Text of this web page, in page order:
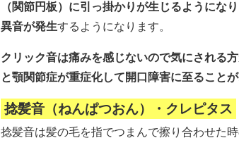
（関節円板）に引っ掛かりが生じるようになり
異音が発生するようになります。
クリック音は痛みを感じないので気にされる
と顎関節症が重症化して開口障害に至ることが
捻髪音（ねんぱつおん）・クレピタス
捻髪音は髪の毛を指でつまんで擦り合わせた